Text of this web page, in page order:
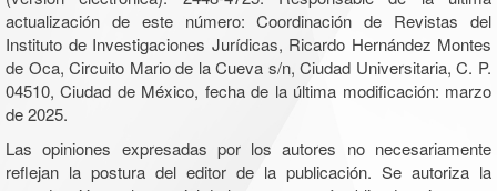
actualización de este número: Coordinación de Revistas del
Instituto de Investigaciones Jurídicas, Ricardo Hernández Montes
de Oca, Circuito Mario de la Cueva s/n, Ciudad Universitaria, C. P.
04510, Ciudad de México, fecha de la última modificación: marzo
de 2025.
Las opiniones expresadas por los autores no necesariamente
reflejan la postura del editor de la publicación. Se autoriza la